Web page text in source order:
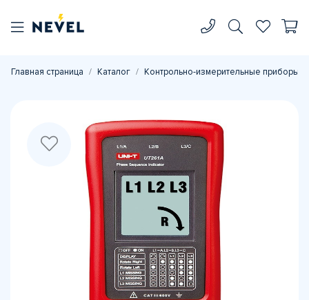
Главная страница Каталог Контрольно-измерительные приборы